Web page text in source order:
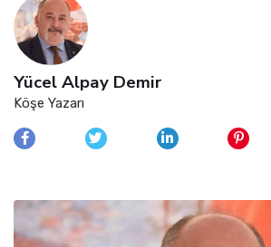
Yücel Alpay Demir
Köşe Yazarı